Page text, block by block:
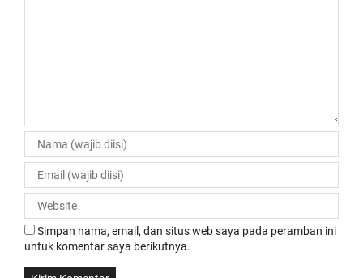
Simpan nama, email, dan situs web saya pada peramban ini
untuk komentar saya berikutnya.